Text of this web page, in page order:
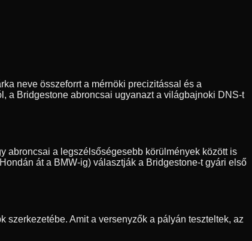
neve összeforrt a mérnöki precizitással és a
a Bridgestone abroncsai ugyanazt a világbajnoki DNS-t
abroncsai a legszélsőségesebb körülmények között is
át a BMW-ig) választják a Bridgestone-t gyári első
szerkezetébe. Amit a versenyzők a pályán teszteltek, az